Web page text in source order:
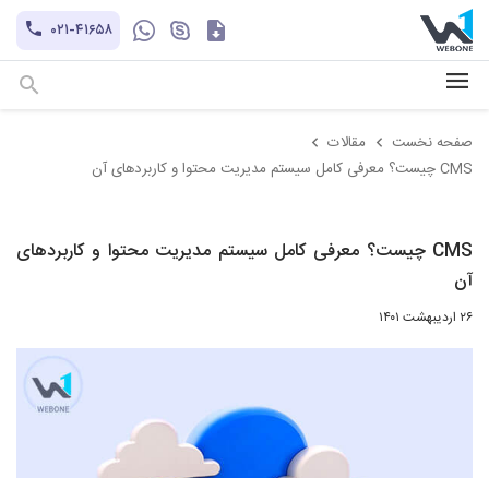
۰۲۱-۴۱۶۵۸
+۹۸-۹۳۰۲۱۲۱۱۰۱
hayatechsocial
کاتالوگ
صفحه نخست
مقالات
CMS چیست؟ معرفی کامل سیستم مدیریت محتوا و کاربردهای آن
CMS چیست؟ معرفی کامل سیستم مدیریت محتوا و کاربردهای
آن
۲۶ اردیبهشت ۱۴۰۱